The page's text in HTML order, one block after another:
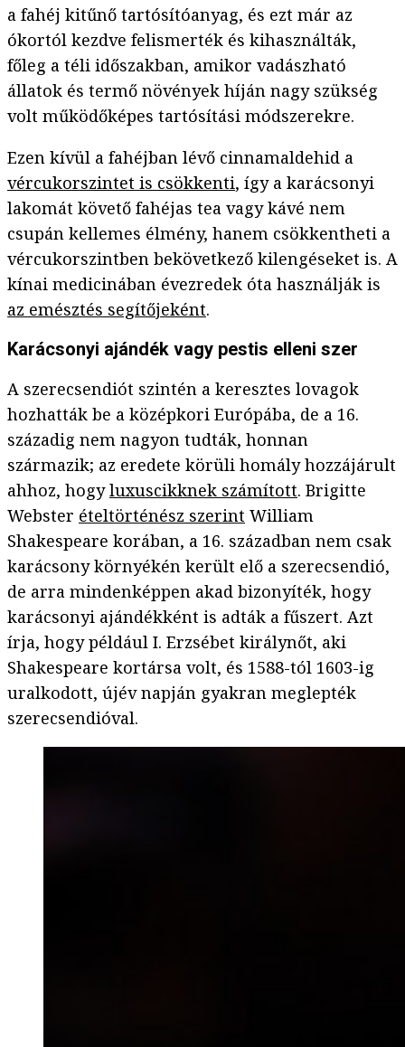
a fahéj kitűnő tartósítóanyag, és ezt már az
ókortól kezdve felismerték és kihasználták,
főleg a téli időszakban, amikor vadászható
állatok és termő növények híján nagy szükség
volt működőképes tartósítási módszerekre.
Ezen kívül a fahéjban lévő cinnamaldehid a
vércukorszintet is csökkenti, így a karácsonyi
lakomát követő fahéjas tea vagy kávé nem
csupán kellemes élmény, hanem csökkentheti a
vércukorszintben bekövetkező kilengéseket is. A
kínai medicinában évezredek óta használják is
az emésztés segítőjeként.
Karácsonyi ajándék vagy pestis elleni szer
A szerecsendiót szintén a keresztes lovagok
hozhatták be a középkori Európába, de a 16.
századig nem nagyon tudták, honnan
származik; az eredete körüli homály hozzájárult
ahhoz, hogyluxuscikknek számított. Brigitte
Webster ételtörténész szerint William
Shakespeare korában, a 16. században nem csak
karácsony környékén került elő a szerecsendió,
de arra mindenképpen akad bizonyíték, hogy
karácsonyi ajándékként is adták a fűszert. Azt
írja, hogy például I. Erzsébet királynőt, aki
Shakespeare kortársa volt, és 1588-tól 1603-ig
uralkodott, újév napján gyakran meglepték
szerecsendióval.